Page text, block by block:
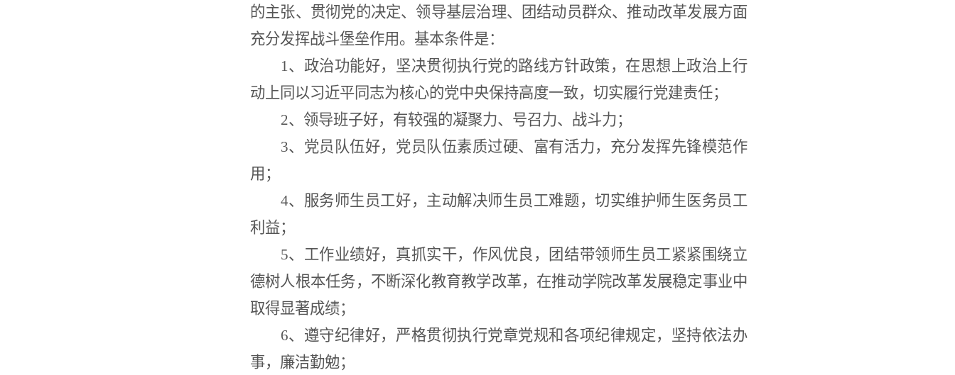
的主张、贯彻党的决定、领导基层治理、团结动员群众、推动改革发展方面
充分发挥战斗堡垒作用。基本条件是：
1、 政治功能好，坚决贯彻执行党的路线方针政策，在思想上政治上行
动上同以习近平同志为核心的党中央保持高度一致，切实履行党建责任；
2、 领导班子好，有较强的凝聚力、号召力、战斗力；
3、 党员队伍好，党员队伍素质过硬、富有活力，充分发挥先锋模范作
用；
4、 服务师生员工好，主动解决师生员工难题，切实维护师生医务员工
利益；
5、 工作业绩好，真抓实干，作风优良，团结带领师生员工紧紧围绕立
德树人根本任务，不断深化教育教学改革，在推动学院改革发展稳定事业中
取得显著成绩；
6、 遵守纪律好，严格贯彻执行党章党规和各项纪律规定，坚持依法办
事，廉洁勤勉；